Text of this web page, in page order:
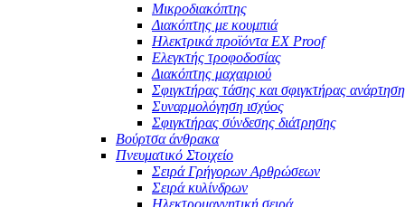
Μικροδιακόπτης
Διακόπτης με κουμπιά
Ηλεκτρικά προϊόντα EX Proof
Ελεγκτής τροφοδοσίας
Διακόπτης μαχαιριού
Σφιγκτήρας τάσης και σφιγκτήρας
Συναρμολόγηση ισχύος
Σφιγκτήρας σύνδεσης διάτρησης
Βούρτσα άνθρακα
Πνευματικό Στοιχείο
Σειρά Γρήγορων Αρθρώσεων
Σειρά κυλίνδρων
Ηλεκτρομαγνητική σειρά